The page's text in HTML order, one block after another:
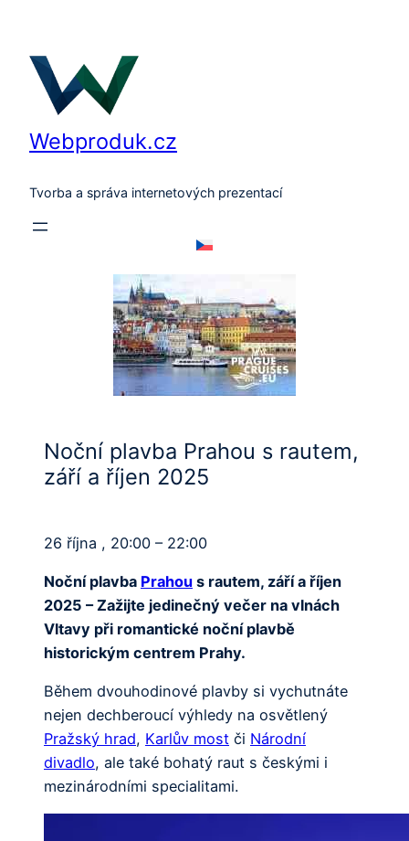
obsah
Webproduk.cz
Tvorba a správa internetových prezentací
Noční plavba Prahou s rautem,
září a říjen 2025
26 října , 20:00 – 22:00
Noční plavba Prahou s rautem, září a říjen
2025 – Zažijte jedinečný večer na vlnách
Vltavy při romantické noční plavbě
historickým centrem Prahy.
Během dvouhodinové plavby si vychutnáte
nejen dechberoucí výhledy na osvětlený
Pražský hrad, Karlův most či Národní
divadlo, ale také bohatý raut s českými i
mezinárodními specialitami.